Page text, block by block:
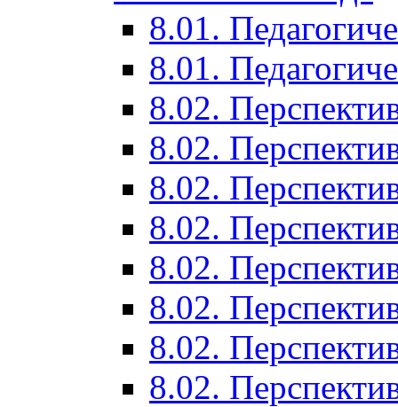
8.01.
8.01.
8.02.
8.02.
8.02.
8.02.
8.02.
8.02.
8.02.
8.02.